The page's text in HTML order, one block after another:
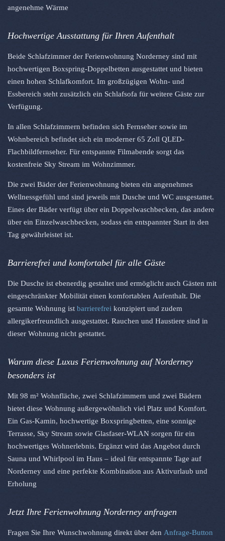
angenehme Wärme
Hochwertige Ausstattung für Ihren Aufenthalt
Beide Schlafzimmer der Ferienwohnung Norderney sind mit
hochwertigen Boxspring-Doppelbetten ausgestattet und bieten
einen hohen Schlafkomfort. Im großzügigen Wohn- und
Essbereich steht zusätzlich ein Schlafsofa für weitere Gäste zur
Verfügung.
In allen Schlafzimmern befinden sich Fernseher sowie im
Wohnbereich befindet sich ein moderner 65 Zoll QLED-
Flachbildfernseher. Für entspannte Filmabende sorgt das
kostenfreie Sky Stream im Wohnzimmer.
Die zwei Bäder der Ferienwohnung bieten ein angenehmes
Wellnessgefühl und sind jeweils mit Dusche und WC ausgestattet.
Eines der Bäder verfügt über ein Doppelwaschbecken, das andere
über ein Einzelwaschbecken, sodass ein entspannter Start in den
Tag gewährleistet ist.
Barrierefrei und komfortabel für alle Gäste
Die Dusche ist ebenerdig gestaltet und ermöglicht auch Gästen mit
eingeschränkter Mobilität einen komfortablen Aufenthalt. Die
gesamte Wohnung ist barrierefrei konzipiert und zudem
allergikerfreundlich ausgestattet. Rauchen und Haustiere sind in
dieser Wohnung nicht gestattet.
Warum diese Luxus Ferienwohnung auf Norderney
besonders ist
Mit 98 m² Wohnfläche, zwei Schlafzimmern und zwei Bädern
bietet diese Wohnung außergewöhnlich viel Platz und Komfort.
Ein Gas-Kamin, hochwertige Boxspringbetten, eine sonnige
Terrasse, Sky Stream sowie Glasfaser-WLAN sorgen für ein
hochwertiges Wohnerlebnis. Ergänzt wird das Angebot durch
Sauna und Whirlpool im Haus – ideal für entspannte Tage auf
Norderney und eine perfekte Kombination aus Aktivurlaub und
Erholung
Jetzt Ihre Ferienwohnung Norderney anfragen
Fragen Sie Ihre Wunschwohnung direkt über den Anfrage-Button